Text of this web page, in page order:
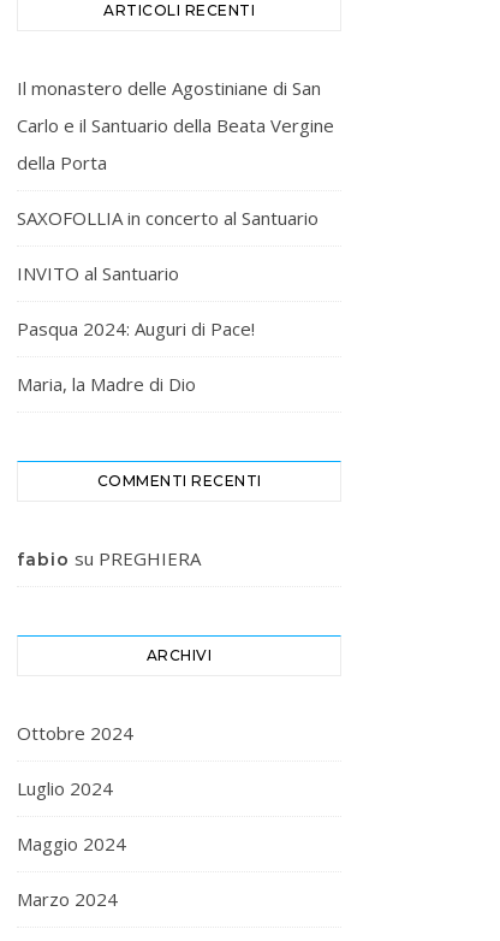
ARTICOLI RECENTI
Il monastero delle Agostiniane di San
Carlo e il Santuario della Beata Vergine
della Porta
SAXOFOLLIA in concerto al Santuario
INVITO al Santuario
Pasqua 2024: Auguri di Pace!
Maria, la Madre di Dio
COMMENTI RECENTI
fabio su PREGHIERA
ARCHIVI
Ottobre 2024
Luglio 2024
Maggio 2024
Marzo 2024